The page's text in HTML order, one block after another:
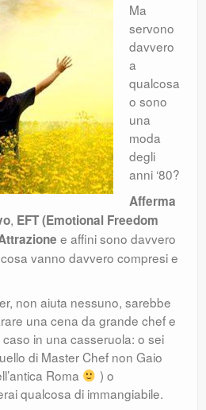
Ma
servono
davvero
a
qualcosa
o sono
una
moda
degli
anni ‘80?
Afferma
, EFT (Emotional Freedom
e affini sono davvero
vanno davvero compresi e
non aiuta nessuno, sarebbe
una cena da grande chef e
in una casseruola: o sei
di Master Chef non Gaio
Roma
) o
qualcosa di immangiabile.